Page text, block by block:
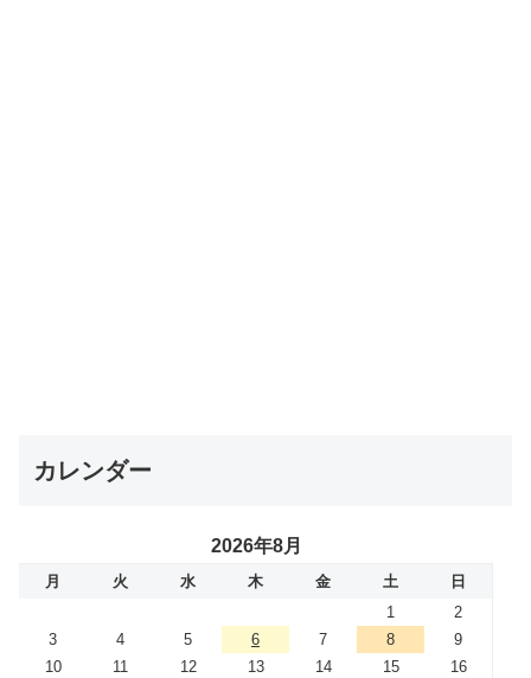
カレンダー
2026年8月
月 火 水 木 金 土
日
1
2
3
4 5 6 7 8
9
10
11 12 13 14 15
16